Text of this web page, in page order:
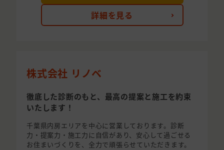
詳細を見る
株式会社 リノベ
徹底した診断のもと、最高の提案と施工を約束
いたします！
千葉県内房エリアを中心に営業しております。診断
力・提案力・施工力に自信があり、安心して過ごせる
お住まいづくりを、全力で頑張らせていただきます。